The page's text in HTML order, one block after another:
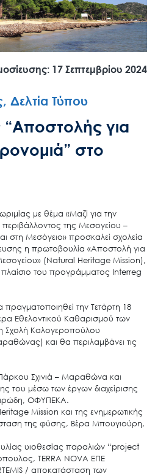
17 Σεπτεμβρίου 2024
Δελτία Τύπου
για
στο
με θέμα «Μαζί για την
της Μεσογείου –
στη Μεσόγειο» προσκαλεί σχολεία
η πρωτοβουλία «Αποστολή για
(Natural Heritage Mission),
του προγράμματος Interreg
την Τετάρτη 18
Εθελοντικού Καθαρισμού των
Σχολή Καλογεροπούλου
και θα περιλαμβάνει τις
Σχινιά – Μαραθώνα και
του μέσω των έργων διαχείρισης
ΟΦΥΠΕΚΑ.
Mission και της ενημερωτικής
της φύσης, Βέρα Μπουγιούρη,
υιοθεσίας παραλιών “project
TERRA NOVA ΕΠΕ
/ αποκατάσταση των